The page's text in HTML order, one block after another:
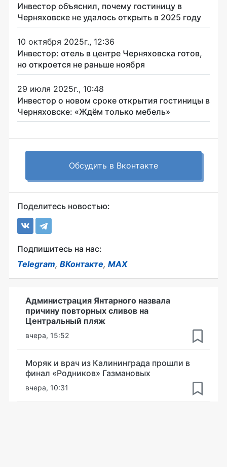
Инвестор объяснил, почему гостиницу в
Черняховске не удалось открыть в 2025 году
10 октября 2025г., 12:36
Инвестор: отель в центре Черняховска готов,
но откроется не раньше ноября
29 июля 2025г., 10:48
Инвестор о новом сроке открытия гостиницы в
Черняховске: «Ждём только мебель»
Обсудить в Вконтакте
Поделитесь новостью:
Подпишитесь на нас:
Telegram, ВКонтакте, MAX
Администрация Янтарного назвала
причину повторных сливов на
Центральный пляж
вчера, 15:52
Моряк и врач из Калининграда прошли в
финал «Родников» Газмановых
вчера, 10:31